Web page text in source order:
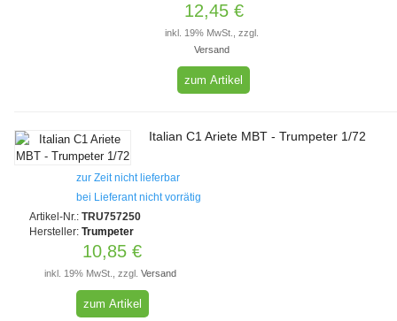
12,45 €
inkl. 19% MwSt., zzgl.
Versand
zum Artikel
Italian C1 Ariete MBT - Trumpeter 1/72
zur Zeit nicht lieferbar
bei Lieferant nicht vorrätig
Artikel-Nr.:TRU757250
Hersteller:Trumpeter
10,85 €
inkl. 19% MwSt., zzgl. Versand
zum Artikel